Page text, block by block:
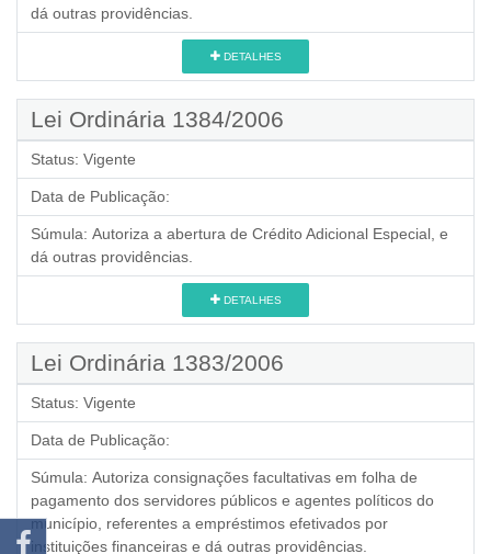
dá outras providências.
DETALHES
Lei Ordinária 1384/2006
Status: Vigente
Data de Publicação:
Súmula: Autoriza a abertura de Crédito Adicional Especial, e
dá outras providências.
DETALHES
Lei Ordinária 1383/2006
Status: Vigente
Data de Publicação:
Súmula: Autoriza consignações facultativas em folha de
pagamento dos servidores públicos e agentes políticos do
município, referentes a empréstimos efetivados por
instituições financeiras e dá outras providências.